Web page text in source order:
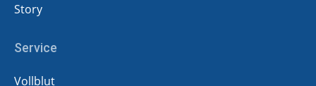
Story
Service
Vollblut